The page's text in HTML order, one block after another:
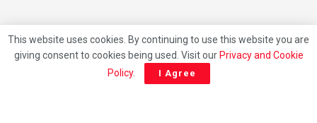
About Privacy Policy Contact Us
This website uses cookies. By continuing to use this website you are
giving consent to cookies being used. Visit our Privacy and Cookie
Policy. I Agree